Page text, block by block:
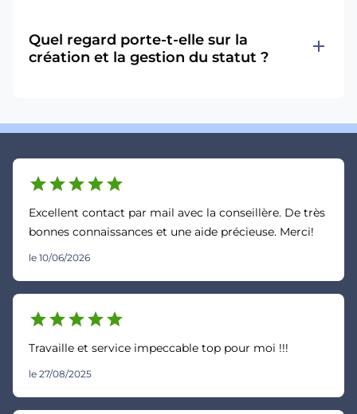
Quel regard porte-t-elle sur la
création et la gestion du statut ?
add
starstarstarstarstar
Excellent contact par mail avec la conseillère. De très
bonnes connaissances et une aide précieuse. Merci!
le 10/06/2026
starstarstarstarstar
Travaille et service impeccable top pour moi !!!
le 27/08/2025